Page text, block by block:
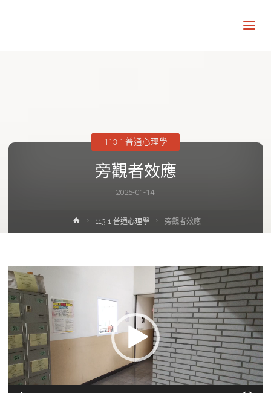
旁觀者效應
2025-01-14
113-1 普通心理學
Home113-1 普通心理學 旁觀者效應
視
訊
播
器